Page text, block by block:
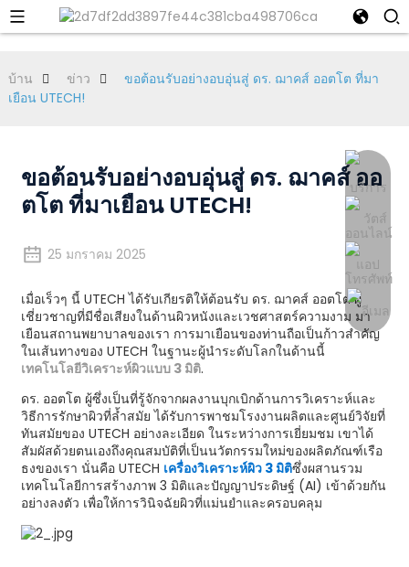
บ้าน ข่าว
ขอต้อนรับอย่างอบอุ่นสู่ ดร. ฌาคส์ ออตโต ที่มา
เยือน UTECH!
ขอต้อนรับอย่างอบอุ่นสู่ ดร. ฌาคส์ ออ
ตโต ที่มาเยือน UTECH!
25 มกราคม 2025
เมื่อเร็วๆ นี้ UTECH ได้รับเกียรติให้ต้อนรับ ดร. ฌาคส์ ออตโต ผู้
เชี่ยวชาญที่มีชื่อเสียงในด้านผิวหนังและเวชศาสตร์ความงาม มา
เยือนสถานพยาบาลของเรา การมาเยือนของท่านถือเป็นก้าวสำคัญ
ในเส้นทางของ UTECH ในฐานะผู้นำระดับโลกในด้านนี้
เทคโนโลยีวิเคราะห์ผิวแบบ 3 มิติ.
ดร. ออตโต ผู้ซึ่งเป็นที่รู้จักจากผลงานบุกเบิกด้านการวิเคราะห์และ
วิธีการรักษาผิวที่ล้ำสมัย ได้รับการพาชมโรงงานผลิตและศูนย์วิจัยที่
ทันสมัยของ UTECH อย่างละเอียด ในระหว่างการเยี่ยมชม เขาได้
สัมผัสด้วยตนเองถึงคุณสมบัติที่เป็นนวัตกรรมใหม่ของผลิตภัณฑ์เรือ
ธงของเรา นั่นคือ UTECH เครื่องวิเคราะห์ผิว 3 มิติซึ่งผสานรวม
เทคโนโลยีการสร้างภาพ 3 มิติและปัญญาประดิษฐ์ (AI) เข้าด้วยกัน
อย่างลงตัว เพื่อให้การวินิจฉัยผิวที่แม่นยำและครอบคลุม